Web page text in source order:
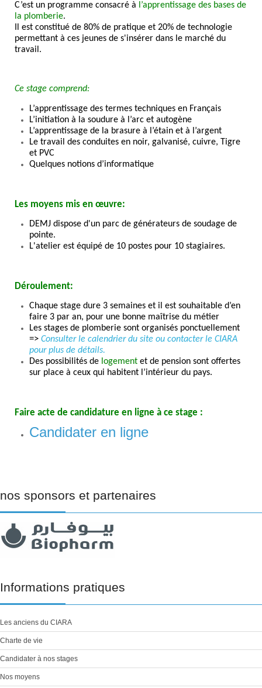
C’est un programme consacré à l’apprentissage des bases de
la plomberie.
Il est constitué de 80% de pratique et 20% de technologie
permettant à ces jeunes de s'insérer dans le marché du
travail.
Ce stage comprend:
L’apprentissage des termes techniques en Français
L’initiation à la soudure à l’arc et autogène
L’apprentissage de la brasure à l’étain et à l’argent
Le travail des conduites en noir, galvanisé, cuivre, Tigre
et PVC
Quelques notions d’informatique
Les moyens mis en œuvre:
DEMJ dispose d'un parc de générateurs de soudage de
pointe.
L'atelier est équipé de 10 postes pour 10 stagiaires.
Déroul ement:
Chaque stage dure 3 semaines et il est souhaitable d’en
faire 3 par an, pour une bonne maîtrise du métier
Les stages de plomberie sont organisés ponctuellement
=> Consulter le calendrier du site ou contacter le CIARA
pour plus de détails.
Des possibilités de logement et de pension sont offertes
sur place à ceux qui habitent l’intérieur du pays.
Faire acte de candidature en ligne à ce stage :
Candidater en ligne
nos sponsors et partenaires
Informations pratiques
Les anciens du CIARA
Charte de vie
Candidater à nos stages
Nos moyens